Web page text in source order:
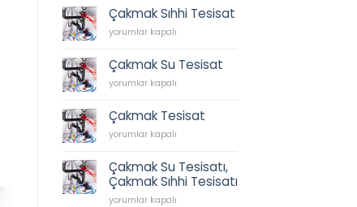
45.
için
Sıhhi
Tesisat
için
Çakmak Sıhhi Tesisat
Çakmak
Tesisat
için
yorumlar kapalı
Çakmak Su Tesisat
Çakmak
Tesisat
için
yorumlar kapalı
Çakmak Tesisat
Çakmak
yorumlar kapalı
Çakmak Su Tesisatı,
Çakmak Sıhhi Tesisatı
Çakmak
yorumlar kapalı